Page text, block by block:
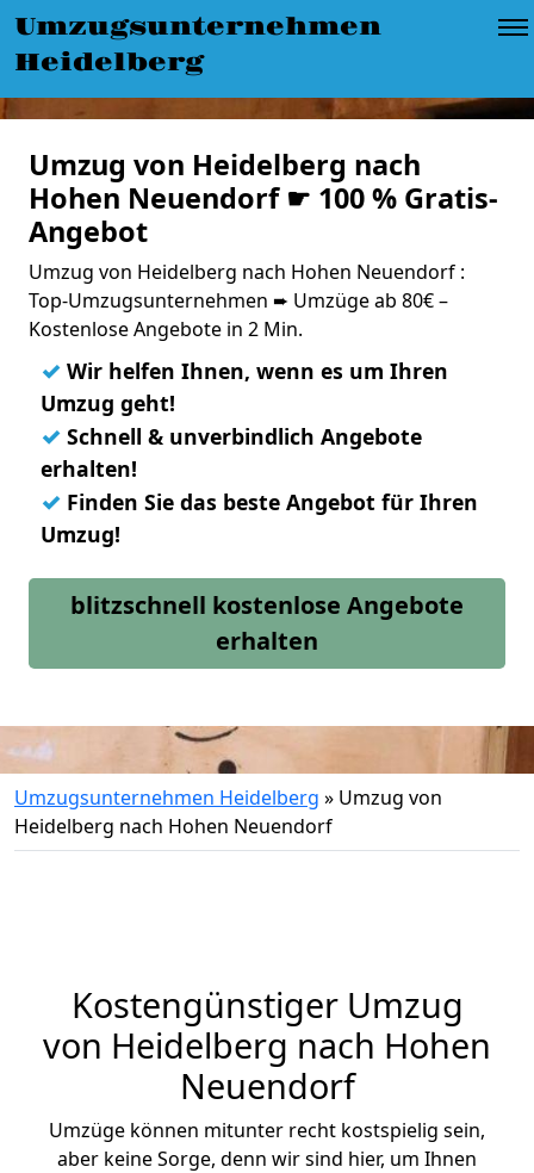
Umzugsunternehmen
Heidelberg
Umzug von Heidelberg nach
Hohen Neuendorf ☛ 100 % Gratis-
Angebot
Umzug von Heidelberg nach Hohen Neuendorf :
Top-Umzugsunternehmen ➨ Umzüge ab 80€ –
Kostenlose Angebote in 2 Min.
✓ Wir helfen Ihnen, wenn es um Ihren
Umzug geht!
✓ Schnell & unverbindlich Angebote
erhalten!
✓ Finden Sie das beste Angebot für Ihren
Umzug!
blitzschnell kostenlose Angebote
erhalten
Umzugsunternehmen Heidelberg » Umzug von
Heidelberg nach Hohen Neuendorf
Kostengünstiger Umzug
von Heidelberg nach Hohen
Neuendorf
Umzüge können mitunter recht kostspielig sein,
aber keine Sorge, denn wir sind hier, um Ihnen